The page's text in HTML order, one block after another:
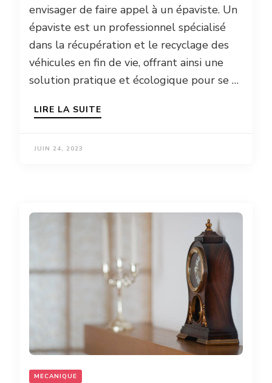
envisager de faire appel à un épaviste. Un
épaviste est un professionnel spécialisé
dans la récupération et le recyclage des
véhicules en fin de vie, offrant ainsi une
solution pratique et écologique pour se …
LIRE LA SUITE
JUIN 24, 2023
MECANIQUE